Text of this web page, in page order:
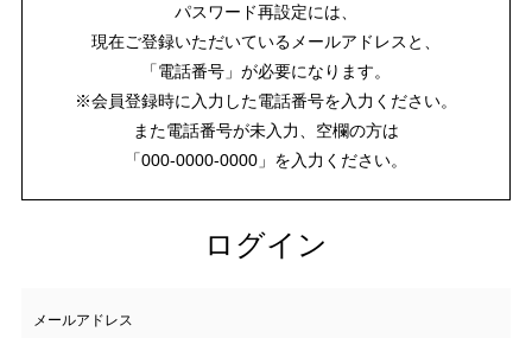
パスワード再設定には、
現在ご登録いただいているメールアドレスと、
「電話番号」が必要になります。
※会員登録時に入力した電話番号を入力ください。
また電話番号が未入力、空欄の方は
「000-0000-0000」を入力ください。
ログイン
メールアドレス